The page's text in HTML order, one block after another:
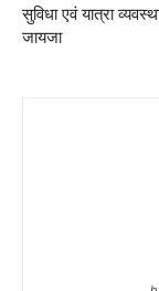
सुविधा एवं यात्रा
जायजा